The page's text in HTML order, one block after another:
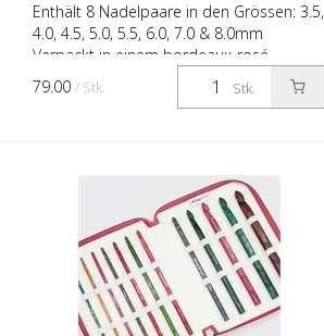
Enthält 8 Nadelpaare in den Grössen: 3.5,
4.0, 4.5, 5.0, 5.5, 6.0, 7.0 & 8.0mm
Verpackt in einem bordeaux-rosé-
farbenen Stoff-Etui mit Magnetverschluss.
Ersatzartikel für...
Stk.
79.00 / Stk.